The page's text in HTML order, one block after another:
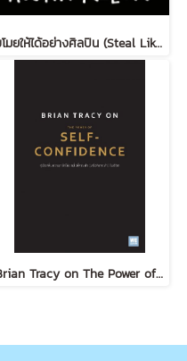
ขโมยให้ได้อย่างศิลปิน (Steal Like an Artist) (ฉบับปรับปรุง)
Brian Tracy on The Power of Self-Confidence